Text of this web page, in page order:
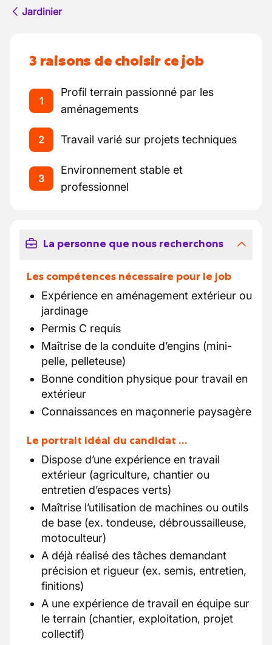
Jardinier
3 raisons de choisir ce job
1
Profil terrain passionné par les
aménagements
2 Travail varié sur projets techniques
3
Environnement stable et
professionnel
La personne que nous recherchons
Les compétences nécessaire pour le job
Expérience en aménagement extérieur ou
jardinage
Permis C requis
Maîtrise de la conduite d’engins (mini-
pelle, pelleteuse)
Bonne condition physique pour travail en
extérieur
Connaissances en maçonnerie paysagère
Le portrait idéal du candidat …
Dispose d’une expérience en travail
extérieur (agriculture, chantier ou
entretien d’espaces verts)
Maîtrise l’utilisation de machines ou outils
de base (ex. tondeuse, débroussailleuse,
motoculteur)
A déjà réalisé des tâches demandant
précision et rigueur (ex. semis, entretien,
finitions)
A une expérience de travail en équipe sur
le terrain (chantier, exploitation, projet
collectif)